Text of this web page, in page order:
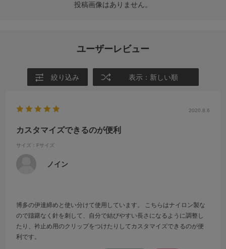
投稿画像はありません。
ユーザーレビュー
絞り込み 表示：新しい順
2020.8.6
カスタマイズできるのが便利
サイズ：Fサイズ
ノイン
博多の伊達締めと使い分けて使用しています。 こちらはナイロン製な
ので躊躇なく針を刺して、自分で結びやすい長さになるように調整し
たり、衿止め用のクリップをつけたりしてカスタマイズできるのが便
利です。